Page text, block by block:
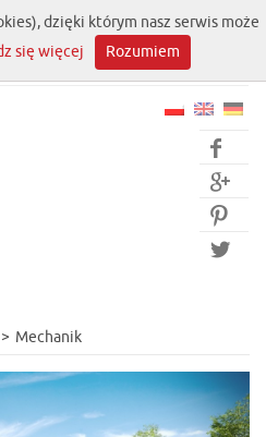




Mechanik
dzięki którym nasz serwis może
się więcej Rozumiem